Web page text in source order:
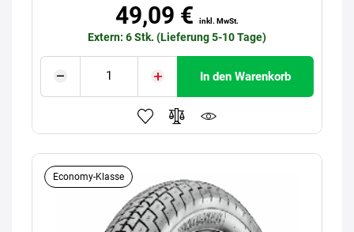
49,09 € inkl. MwSt.
Extern: 6 Stk. (Lieferung 5-10 Tage)
In den Warenkorb
Economy-Klasse